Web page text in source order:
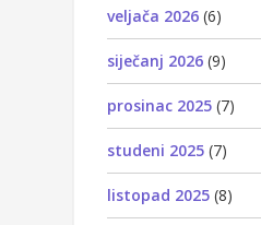
veljača 2026 (6)
siječanj 2026 (9)
prosinac 2025 (7)
studeni 2025 (7)
listopad 2025 (8)